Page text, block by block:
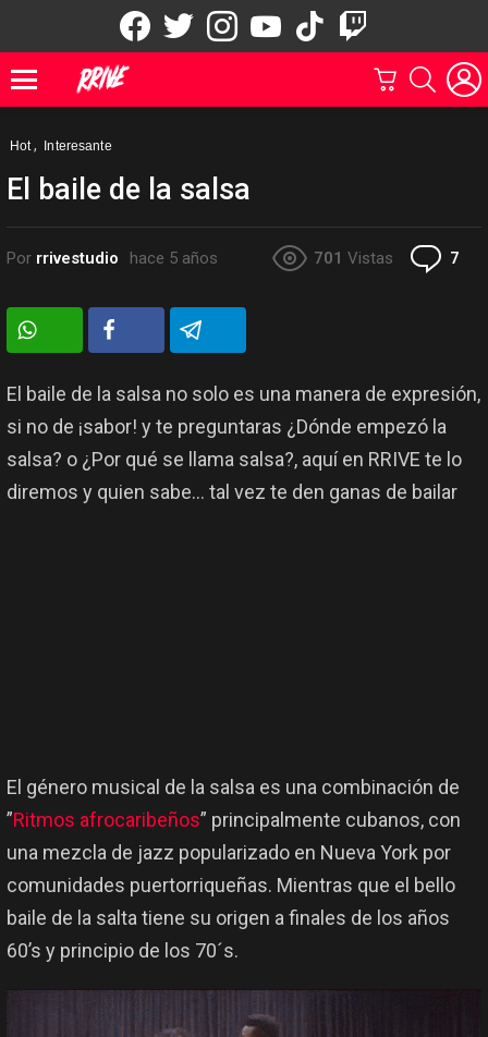
CARRITOBUSCAR
Hot , Interesante
El baile de la salsa
Por rrivestudio hace 5 años 701 Vistas 7
El baile de la salsa no solo es una manera de expresión,
si no de ¡sabor! y te preguntaras ¿Dónde empezó la
salsa? o ¿Por qué se llama salsa?, aquí en RRIVE te lo
diremos y quien sabe… tal vez te den ganas de bailar
El género musical de la salsa es una combinación de
”Ritmos afrocaribeños” principalmente cubanos, con
una mezcla de jazz popularizado en Nueva York por
comunidades puertorriqueñas.​​ Mientras que el bello
baile de la salta tiene su origen a finales de los años
60’s y principio de los 70´s.